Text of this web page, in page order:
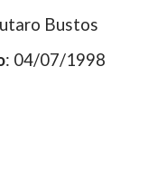
Bustos
: 04/07/1998